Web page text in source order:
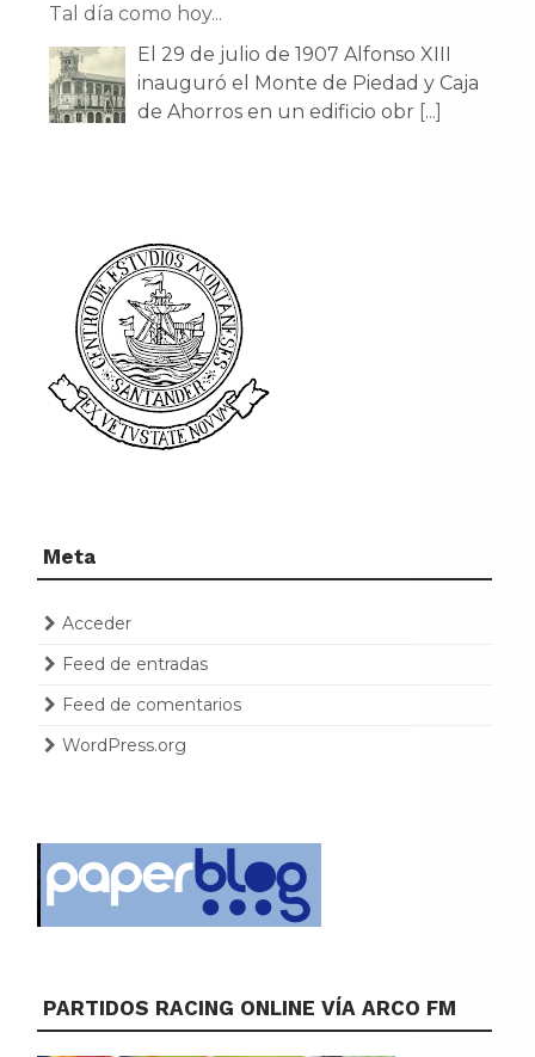
Tal día como hoy...
El 29 de julio de 1907 Alfonso XIII
inauguró el Monte de Piedad y Caja
de Ahorros en un edificio obr [...]
Meta
Acceder
Feed de entradas
Feed de comentarios
WordPress.org
PARTIDOS RACING ONLINE VÍA ARCO FM